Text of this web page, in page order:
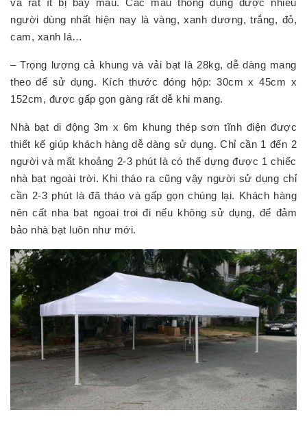
và rất ít bị bay màu. Các màu thông dụng được nhiều
người dùng nhất hiện nay là vàng, xanh dương, trắng, đỏ,
cam, xanh lá…
– Trọng lượng cả khung và vải bạt là 28kg, dễ dàng mang
theo để sử dụng. Kích thước đóng hộp: 30cm x 45cm x
152cm, được gấp gọn gàng rất dễ khi mang.
Nhà bạt di động 3m x 6m khung thép sơn tĩnh điện được
thiết kế giúp khách hàng dễ dàng sử dụng. Chỉ cần 1 đến 2
người và mất khoảng 2-3 phút là có thể dựng được 1 chiếc
nhà bạt ngoài trời. Khi tháo ra cũng vậy người sử dụng chỉ
cần 2-3 phút là đã tháo và gấp gọn chúng lại. Khách hàng
nên cất nha bat ngoai troi đi nếu không sử dụng, để đảm
bảo nhà bạt luôn như mới.